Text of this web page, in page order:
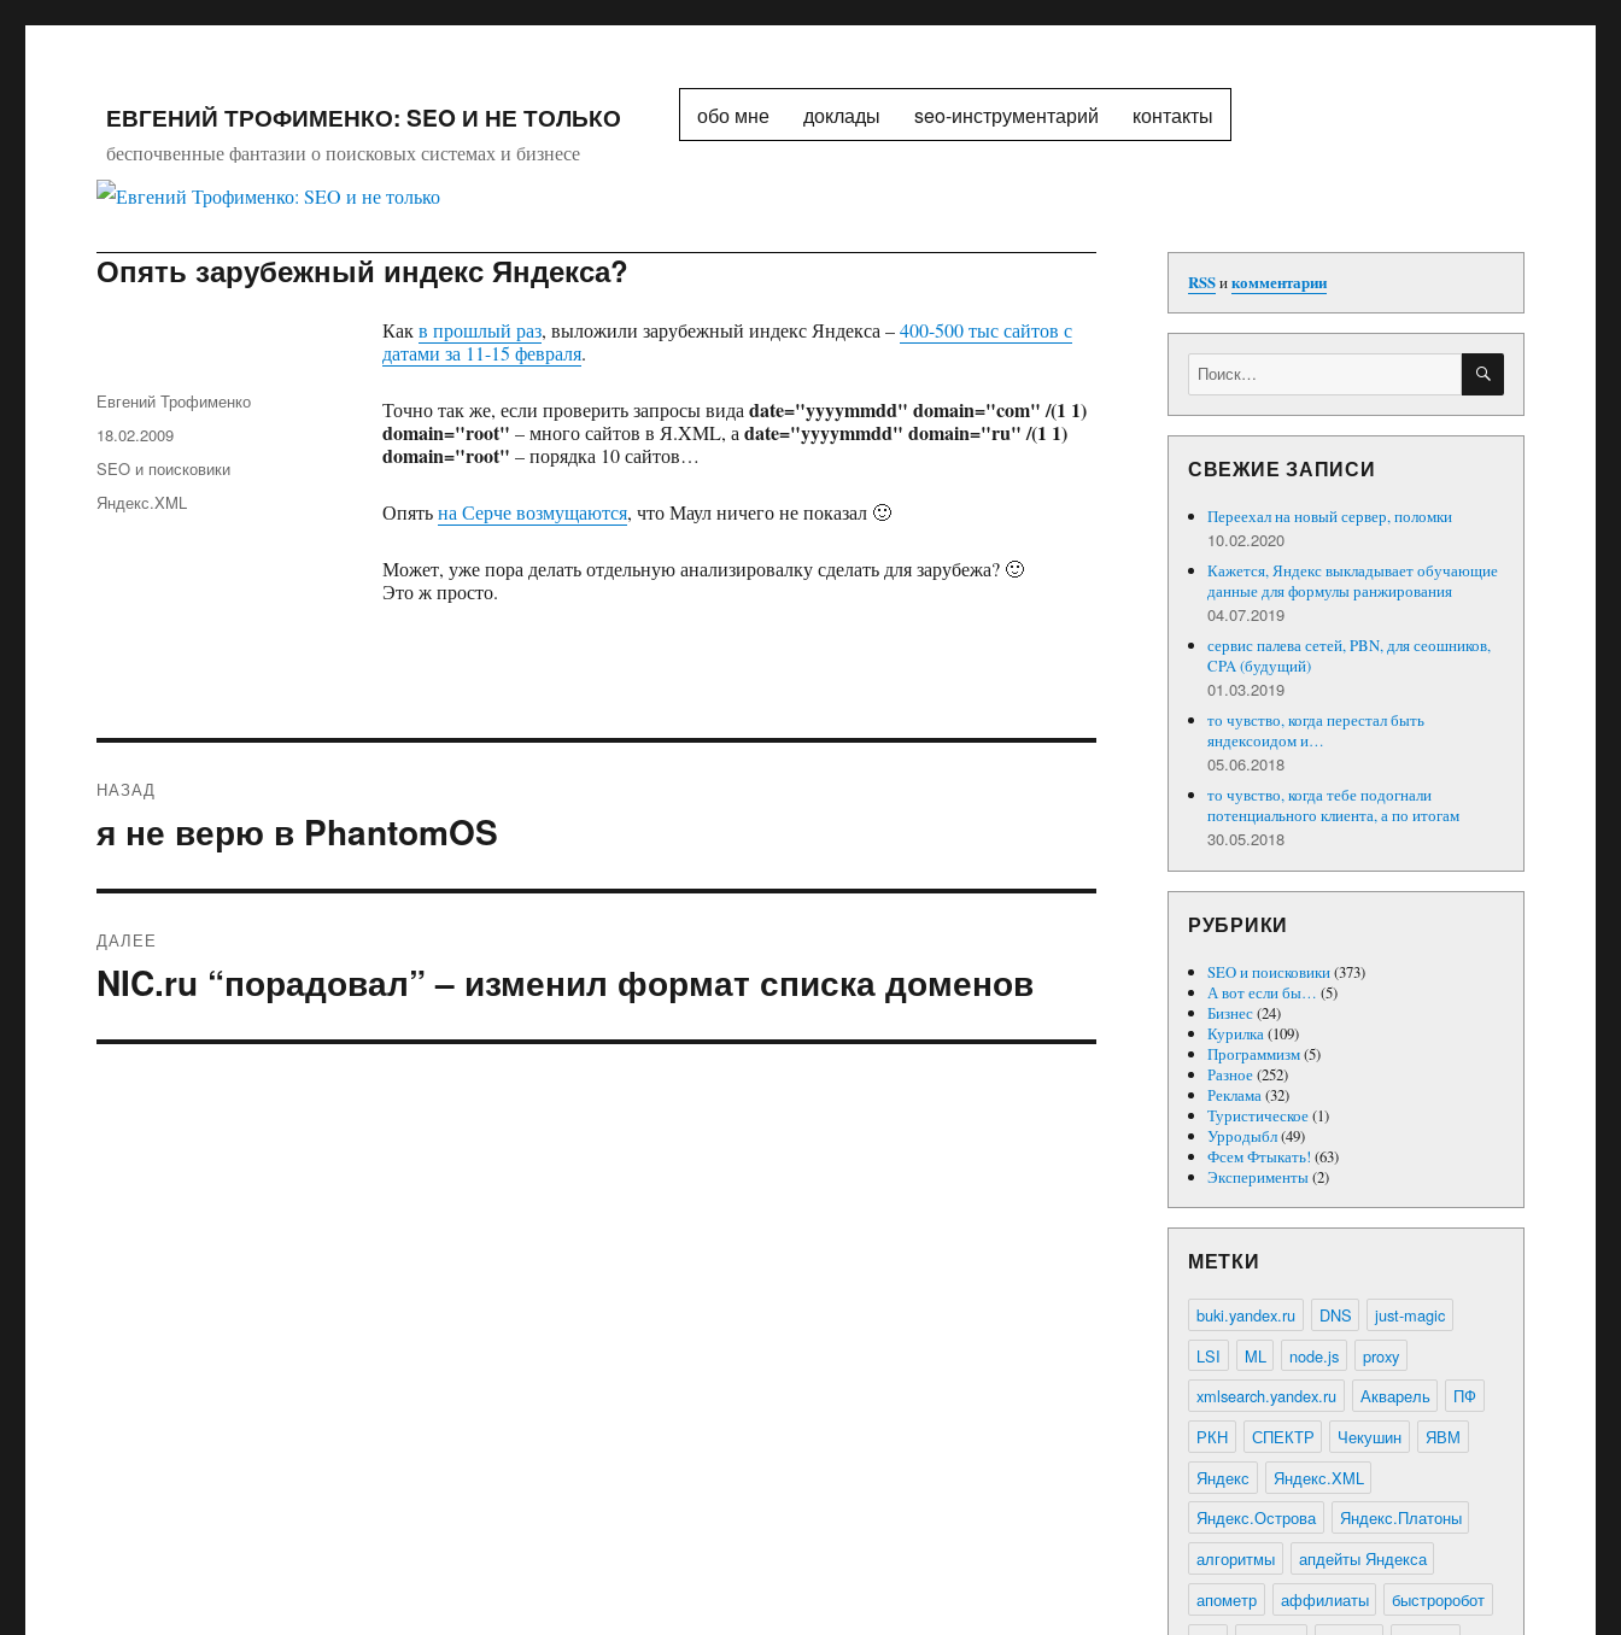
ЕВГЕНИЙ ТРОФИМЕНКО: SEO И НЕ ТОЛЬКО
беспочвенные фантазии о поисковых системах и бизнесе
обо мне доклады seo-инструментарий контакты
Опять зарубежный индекс Яндекса?
Какв прошлый раз, выложили зарубежный индекс Яндекса –400-500 тыс сайтов с
датами за 11-15 февраля.
Точно так же, если проверить запросы вида date="yyyymmdd" domain="com" /(1 1)
domain="root" – много сайтов в Я.XML, а date="yyyymmdd" domain="ru" /(1 1)
domain="root" – порядка 10 сайтов…
Опятьна Серче возмущаются, что Маул ничего не показал 🙂
Может, уже пора делать отдельную анализировалку сделать для зарубежа? 🙂
Это ж просто.
Автор
Евгений Трофименко
Опубликовано
18.02.2009
Рубрики
SEO и поисковики
Метки
Яндекс.XML
по
НАЗАД
Предыдущая
я не верю в PhantomOS
ДАЛЕЕ
Следующая
NIC.ru “порадовал” – изменил формат списка доменов
RSSикомментарии
Искать: ПОИСК
СВЕЖИЕ ЗАПИСИ
Переехал на новый сервер, поломки
10.02.2020
Кажется, Яндекс выкладывает обучающие
данные для формулы ранжирования
04.07.2019
сервис палева сетей, PBN, для сеошников,
CPA (будущий)
01.03.2019
то чувство, когда перестал быть
яндексоидом и…
05.06.2018
то чувство, когда тебе подогнали
потенциального клиента, а по итогам
30.05.2018
РУБРИКИ
SEO и поисковики(373)
А вот если бы… (5)
Бизнес(24)
Курилка(109)
Программизм(5)
Разное(252)
Реклама(32)
Туристическое(1)
Урродыбл(49)
Фсем Фтыкать! (63)
Эксперименты(2)
МЕТКИ
buki.yandex.ru DNS
just-magic
LSI
ML node.js
proxy
xmlsearch.yandex.ru
Акварель
ПФ
РКН
СПЕКТР Чекушин
ЯВМ
Яндекс
Яндекс.XML
Яндекс.Острова
Яндекс.Платоны
алгоритмы
апдейты Яндекса
апометр
аффилиаты
быстроробот